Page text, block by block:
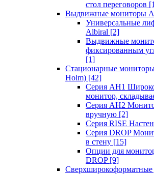
стол переговоров
Выдвижные мониторы
Универсальные
Albiral [2]
Выдвижные
фиксированным
[1]
Стационарные
Holm) [42]
Серия AH1
монитор,
Серия AH2
вручную [2]
Серия RISE
Серия DROP
в стену [15]
Опции для
DROP [9]
Сверхширокоформатные